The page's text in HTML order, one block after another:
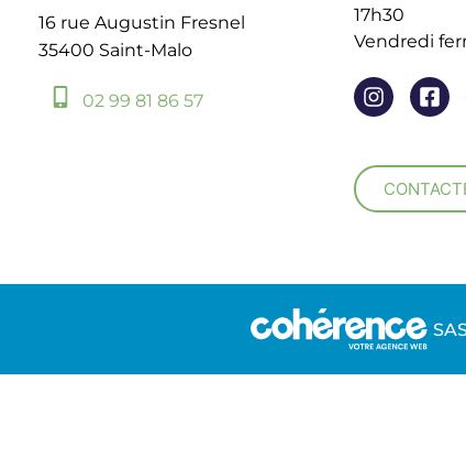
16 rue Augustin Fresnel
35400 Saint-Malo
02 99 81 86 57
17h30
Vendredi